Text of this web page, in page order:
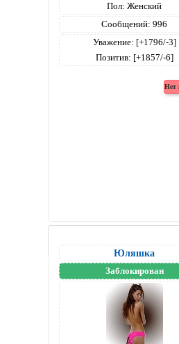
Пол: Женский
Сообщений: 996
Уважение: [+1796/-3]
Позитив: [+1857/-6]
Юляшка
Заблокирован